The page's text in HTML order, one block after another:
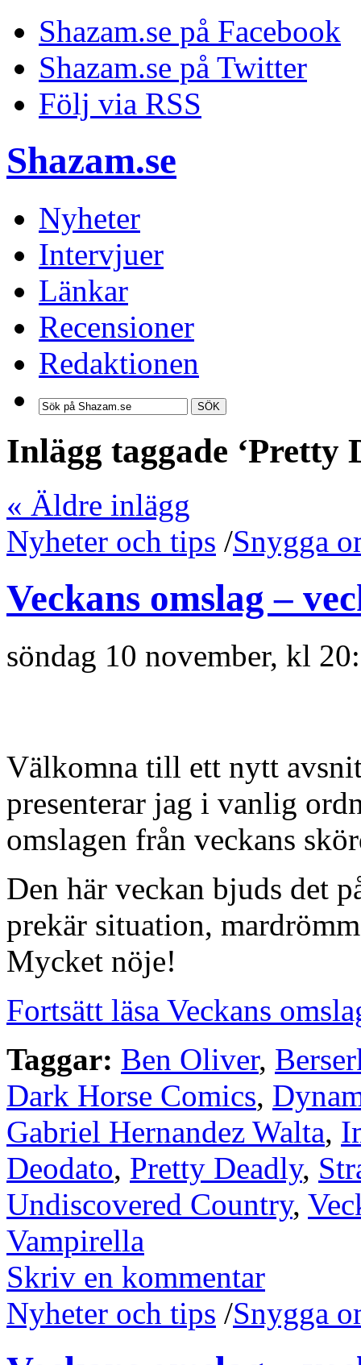
Shazam.se på Facebook
Shazam.se på Twitter
Följ via RSS
Shazam.se
Nyheter
Intervjuer
Länkar
Recensioner
Redaktionen
SÖK
Inlägg taggade ‘Pretty
« Äldre inlägg
Nyheter och tips /Snygga
Veckans omslag –
söndag 10 november, kl
Välkomna till ett nytt
presenterar jag i vanlig
omslagen från veckans
Den här veckan bjuds det
prekär situation,
Mycket nöje!
Fortsätt läsa Veckans
Taggar: Ben Oliver,
Dark Horse Comics,
Gabriel Hernandez Walta,
Deodato, Pretty Deadly,
Undiscovered Country,
Vampirella
Skriv en kommentar
Nyheter och tips /Snygga